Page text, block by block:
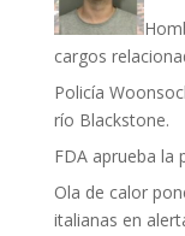
cargos
Policía
río Blackstone.
FDA aprueba la
Ola de calor
italianas en